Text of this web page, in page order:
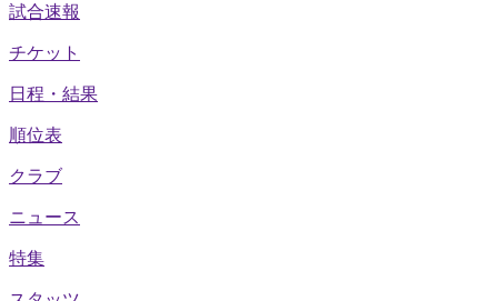
試合速報
チケット
日程・結果
順位表
クラブ
ニュース
特集